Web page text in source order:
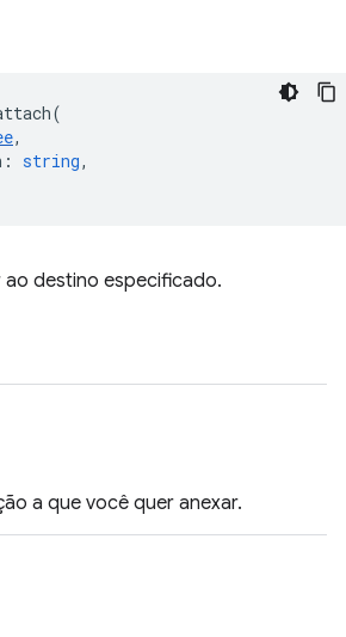
(
,
: string,
destino especificado.
a que você quer anexar.